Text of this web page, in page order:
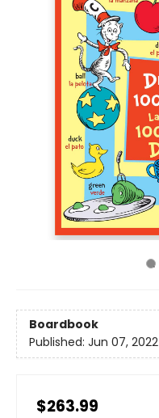
Boardbook
Published: Jun 07, 2022
$263.99